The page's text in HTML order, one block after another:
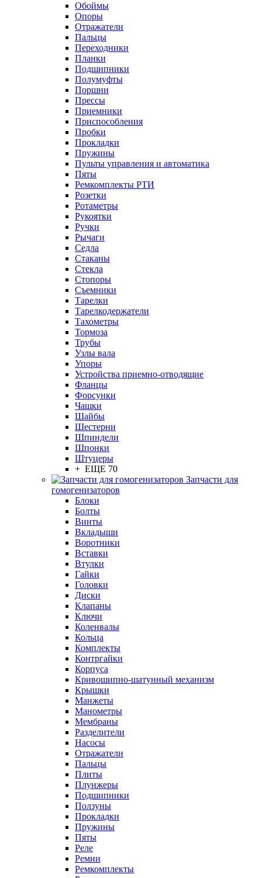
Обоймы
Опоры
Отражатели
Пальцы
Переходники
Планки
Подшипники
Полумуфты
Поршни
Прессы
Приемники
Приспособления
Пробки
Прокладки
Пружины
Пульты управления и автоматика
Пяты
Ремкомплекты РТИ
Розетки
Ротаметры
Рукоятки
Ручки
Рычаги
Седла
Стаканы
Стекла
Стопоры
Съемники
Тарелки
Тарелкодержатели
Тахометры
Тормоза
Трубы
Узлы вала
Упоры
Устройства приемно-отводящие
Фланцы
Форсунки
Чашки
Шайбы
Шестерни
Шпиндели
Шпонки
Штуцеры
+ ЕЩЕ 70
Запчасти для
гомогенизаторов
Блоки
Болты
Винты
Вкладыши
Воротники
Вставки
Втулки
Гайки
Головки
Диски
Клапаны
Ключи
Коленвалы
Кольца
Комплекты
Контргайки
Корпуса
Кривошипно-шатунный механизм
Крышки
Манжеты
Манометры
Мембраны
Разделители
Насосы
Отражатели
Пальцы
Плиты
Плунжеры
Подшипники
Ползуны
Прокладки
Пружины
Пяты
Реле
Ремни
Ремкомплекты